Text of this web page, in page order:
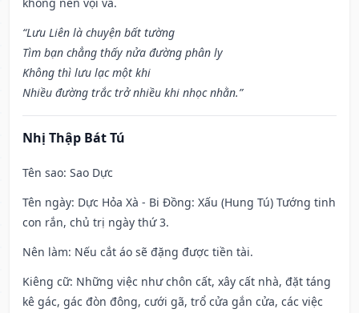
“Lưu Liên là chuyện bất tường
Tìm bạn chẳng thấy nửa đường phân ly
Không thì lưu lạc một khi
Nhiều đường trắc trở nhiều khi nhọc nhằn.”
Nhị Thập Bát Tú
Tên sao: Sao Dực
Tên ngày: Dực Hỏa Xà - Bi Đồng: Xấu (Hung Tú) Tướng tinh
con rắn, chủ trị ngày thứ 3.
Nên làm: Nếu cắt áo sẽ đặng được tiền tài.
Kiêng cữ: Những việc như chôn cất, xây cất nhà, đặt táng
kê gác, gác đòn đông, cưới gã, trổ cửa gắn cửa, các việc